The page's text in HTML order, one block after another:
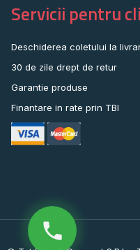
Servicii pentru
Deschiderea coletului la
30 de zile drept de retur
Garantie produse
Finantare in rate prin TBI